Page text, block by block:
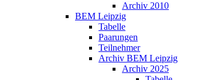
Archiv 2010
BEM Leipzig
Tabelle
Paarungen
Teilnehmer
Archiv BEM Leipzig
Archiv 2025